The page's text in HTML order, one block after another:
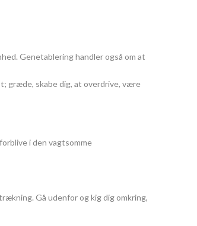
Genetablering handler også om at
græde, skabe dig, at overdrive, være
i den vagtsomme
Gå udenfor og kig dig omkring,